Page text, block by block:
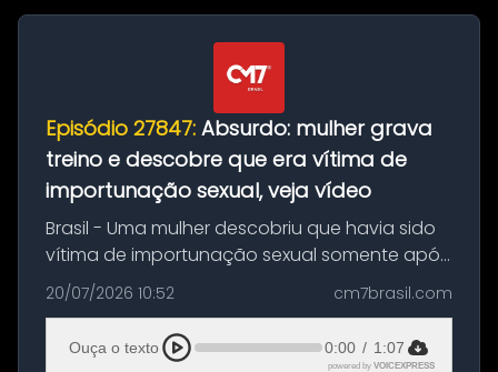
Episódio 27847: Absurdo: mulher grava
treino e descobre que era vítima de
importunação sexual, veja vídeo
Brasil - Uma mulher descobriu que havia sido
vítima de importunação sexual somente após
assistir a um vídeo que gravou enquanto
treinava na academia de um condomínio em
Feira de Santana, na Bahia. O c...
20/07/2026 10:52 cm7brasil.com
Ouça o texto 0:00 / 1:07
powered by VOICEXPRESS